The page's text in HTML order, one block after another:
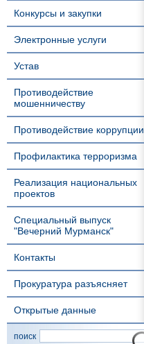
Конкурсы и закупки
Электронные услуги
Устав
Противодействие
мошенничеству
Противодействие коррупции
Профилактика терроризма
Реализация национальных
проектов
Специальный выпуск
"Вечерний Мурманск"
Контакты
Прокуратура разъясняет
Открытые данные
поиск